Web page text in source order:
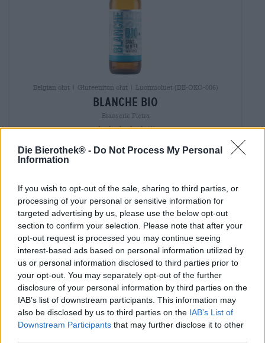
Die Bierothek® - Do Not Process My Personal
Information
If you wish to opt-out of the sale, sharing to third parties, or
processing of your personal or sensitive information for
targeted advertising by us, please use the below opt-out
section to confirm your selection. Please note that after your
opt-out request is processed you may continue seeing
interest-based ads based on personal information utilized by
us or personal information disclosed to third parties prior to
your opt-out. You may separately opt-out of the further
disclosure of your personal information by third parties on the
IAB’s list of downstream participants. This information may
also be disclosed by us to third parties on the IAB’s List of
Downstream Participants that may further disclose it to other
Belgian olut | Gluteeniton olut | Luomuoluet (DE-ÖKO-006)
blanche bio
Brasserie Pietra
100% (1)
€ 5,79
MEHRWEG
Loppuunmyyty